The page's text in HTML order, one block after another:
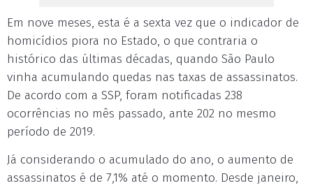
Em nove meses, esta é a sexta vez que o indicador de
homicídios piora no Estado, o que contraria o
histórico das últimas décadas, quando São Paulo
vinha acumulando quedas nas taxas de assassinatos.
De acordo com a SSP, foram notificadas 238
ocorrências no mês passado, ante 202 no mesmo
período de 2019.
Já considerando o acumulado do ano, o aumento de
assassinatos é de 7,1% até o momento. Desde janeiro,